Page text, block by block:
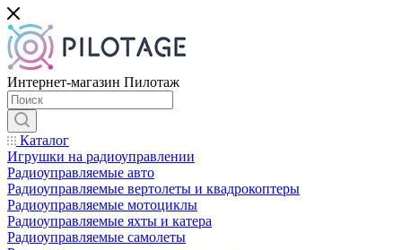
Интернет-магазин Пилотаж
Каталог
Игрушки на радиоуправлении
Радиоуправляемые авто
Радиоуправляемые вертолеты и квадрокоптеры
Радиоуправляемые мотоциклы
Радиоуправляемые яхты и катера
Радиоуправляемые самолеты